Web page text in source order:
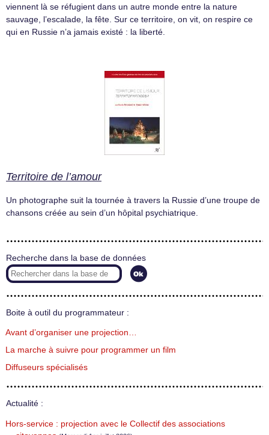
viennent là se réfugient dans un autre monde entre la nature
sauvage, l’escalade, la fête. Sur ce territoire, on vit, on respire ce
qui en Russie n’a jamais existé : la liberté.
Territoire de l’amour
Un photographe suit la tournée à travers la Russie d’une troupe de
chansons créée au sein d’un hôpital psychiatrique.
Recherche dans la base de données
Boite à outil du programmateur :
Avant d’organiser une projection…
La marche à suivre pour programmer un film
Diffuseurs spécialisés
Actualité :
Hors-service : projection avec le Collectif des associations